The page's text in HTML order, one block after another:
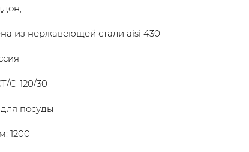
из нержавеющей стали aisi 430
С-120/30
посуды
1200